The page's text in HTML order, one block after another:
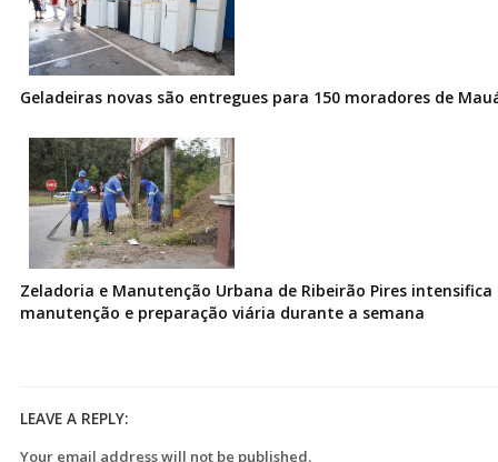
Geladeiras novas são entregues para 150 moradores de
Zeladoria e Manutenção Urbana de Ribeirão Pires intensifica
manutenção e preparação viária durante a semana
LEAVE A REPLY:
Your email address will not be published.